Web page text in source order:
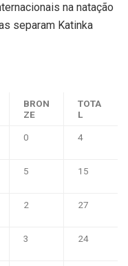
na natação
separam Katinka
BRON
ZE
TOTA
L
0 4
5 15
2 27
3 24